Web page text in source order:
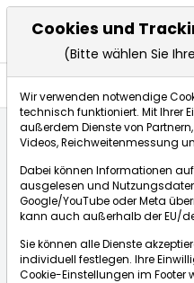
dpa-AFX
Compact
Cookies und
(Bitte wählen Sie
Wir verwenden notwendige
technisch funktioniert. Mit Ihrer
außerdem Dienste von
Videos, Reichweitenmessung
Dabei können Informationen
ausgelesen und
Google/YouTube oder Meta
kann auch außerhalb der EU/
Sie können alle Dienste
individuell festlegen. Ihre
Cookie-Einstellungen im Footer